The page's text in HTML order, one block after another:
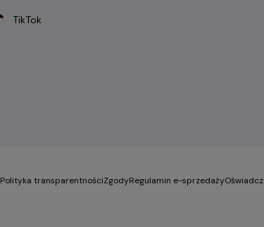
TikTok
Polityka transparentnościZgodyRegulamin e-sprzedaży